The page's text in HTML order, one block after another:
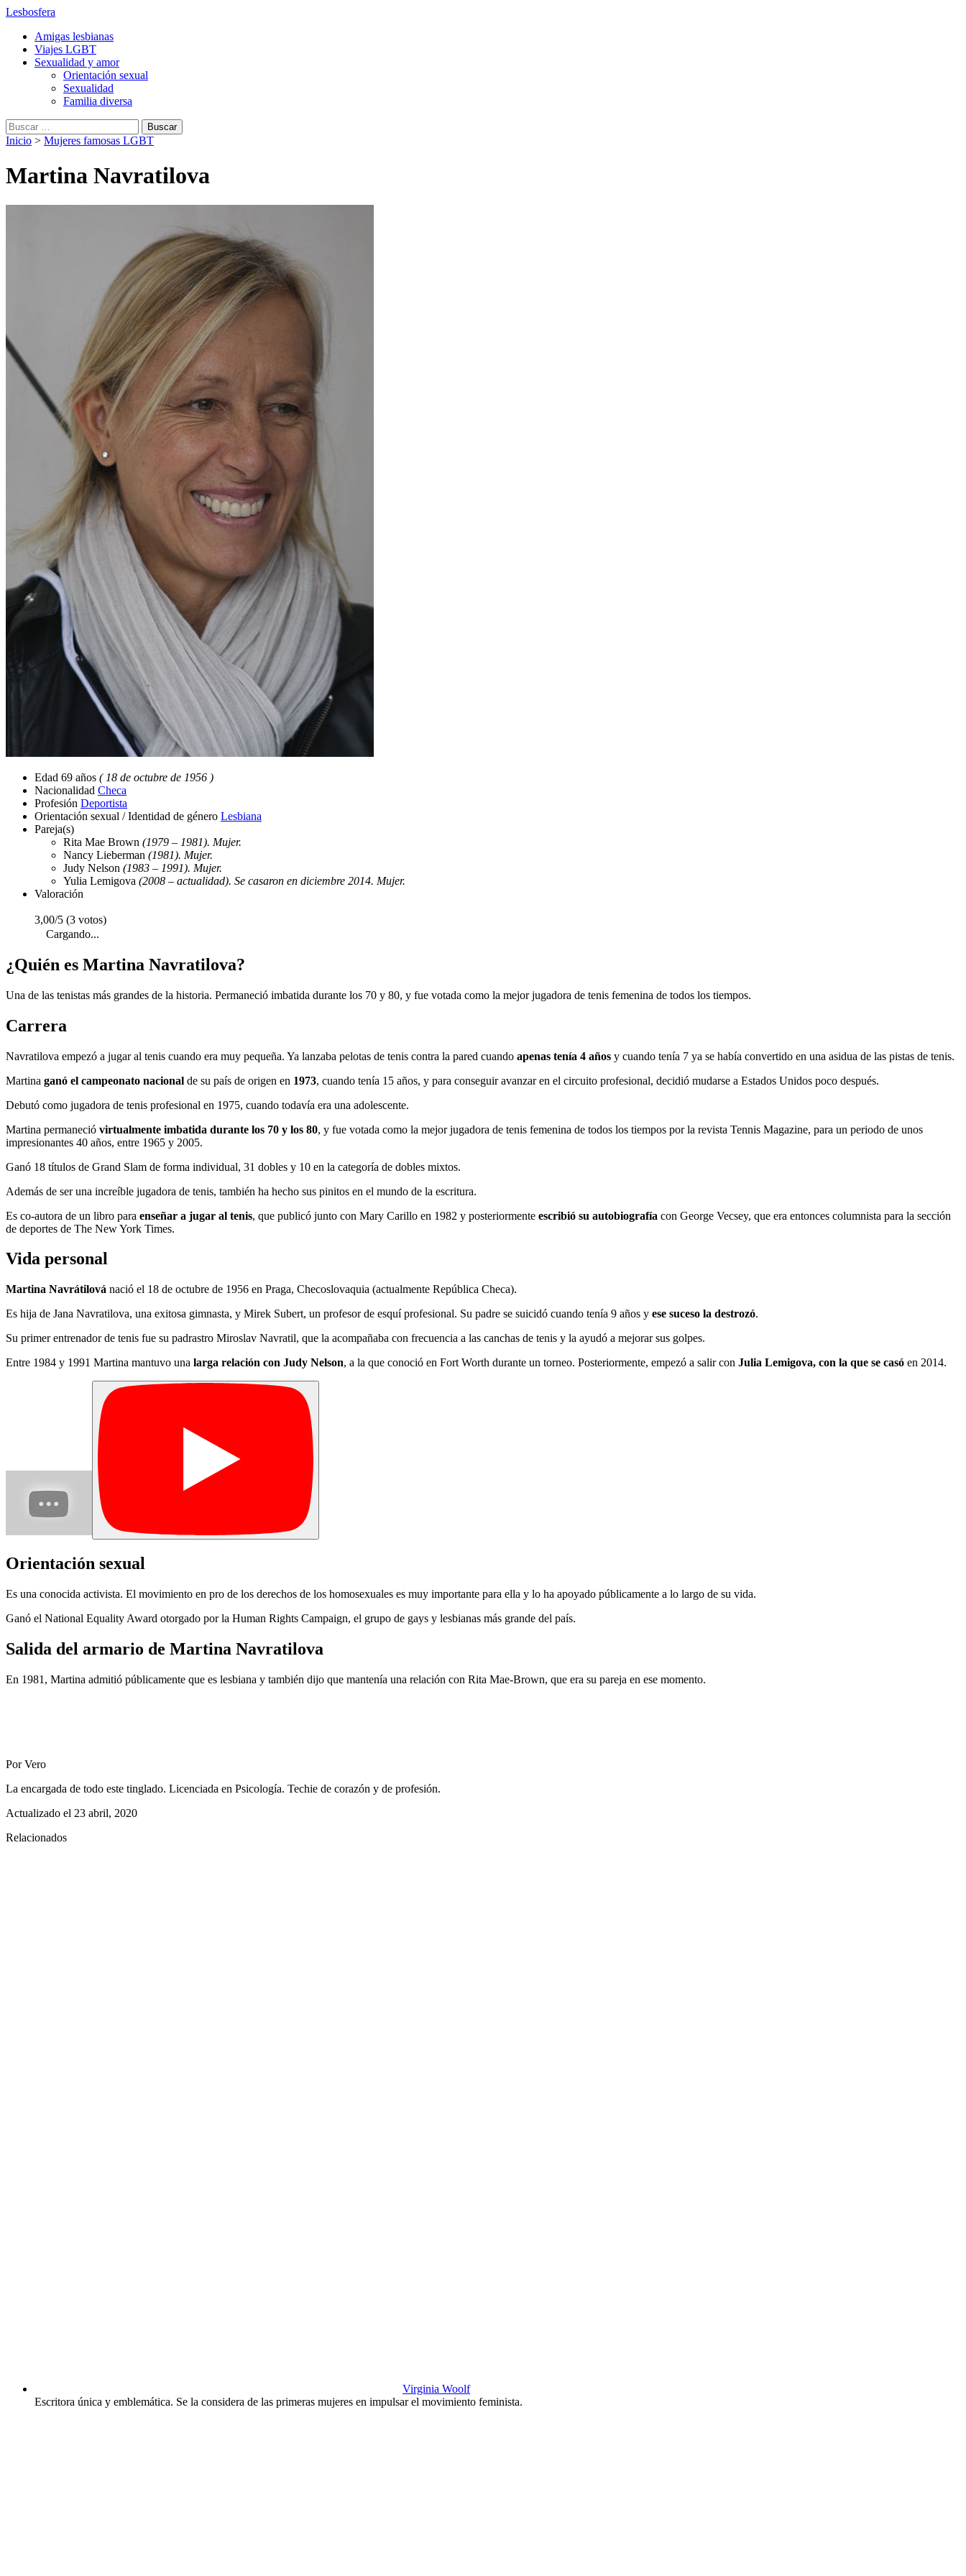
Lesbosfera
Amigas lesbianas
Viajes LGBT
Sexualidad y amor
Orientación sexual
Sexualidad
Familia diversa
Buscar:
Inicio > Mujeres famosas LGBT
Martina Navratilova
Edad 69 años ( 18 de octubre de 1956 )
Nacionalidad Checa
Profesión Deportista
Orientación sexual / Identidad de género Lesbiana
Pareja(s)
Rita Mae Brown (1979 – 1981). Mujer.
Nancy Lieberman (1981). Mujer.
Judy Nelson (1983 – 1991). Mujer.
Yulia Lemigova (2008 – actualidad). Se casaron en diciembre 2014. Mujer.
Valoración
3,00/5 (3 votos)
Cargando...
¿Quién es Martina Navratilova?
Una de las tenistas más grandes de la historia. Permaneció imbatida durante los 70 y 80, y fue votada como la mejor jugadora de tenis femenina de todos los tiempos.
Carrera
Navratilova empezó a jugar al tenis cuando era muy pequeña. Ya lanzaba pelotas de tenis contra la pared cuando apenas tenía 4 años y cuando tenía 7 ya se había convertido en una asidua de las pistas de tenis.
Martina ganó el campeonato nacional de su país de origen en 1973, cuando tenía 15 años, y para conseguir avanzar en el circuito profesional, decidió mudarse a Estados Unidos poco después.
Debutó como jugadora de tenis profesional en 1975, cuando todavía era una adolescente.
Martina permaneció virtualmente imbatida durante los 70 y los 80, y fue votada como la mejor jugadora de tenis femenina de todos los tiempos por la revista Tennis Magazine, para un periodo de unos
impresionantes 40 años, entre 1965 y 2005.
Ganó 18 títulos de Grand Slam de forma individual, 31 dobles y 10 en la categoría de dobles mixtos.
Además de ser una increíble jugadora de tenis, también ha hecho sus pinitos en el mundo de la escritura.
Es co-autora de un libro para enseñar a jugar al tenis, que publicó junto con Mary Carillo en 1982 y posteriormente escribió su autobiografía con George Vecsey, que era entonces columnista para la sección
de deportes de The New York Times.
Vida personal
Martina Navrátilová nació el 18 de octubre de 1956 en Praga, Checoslovaquia (actualmente República Checa).
Es hija de Jana Navratilova, una exitosa gimnasta, y Mirek Subert, un profesor de esquí profesional. Su padre se suicidó cuando tenía 9 años y ese suceso la destrozó.
Su primer entrenador de tenis fue su padrastro Miroslav Navratil, que la acompañaba con frecuencia a las canchas de tenis y la ayudó a mejorar sus golpes.
Entre 1984 y 1991 Martina mantuvo una larga relación con Judy Nelson, a la que conoció en Fort Worth durante un torneo. Posteriormente, empezó a salir con Julia Lemigova, con la que se casó en 2014.
Orientación sexual
Es una conocida activista. El movimiento en pro de los derechos de los homosexuales es muy importante para ella y lo ha apoyado públicamente a lo largo de su vida.
Ganó el National Equality Award otorgado por la Human Rights Campaign, el grupo de gays y lesbianas más grande del país.
Salida del armario de Martina Navratilova
En 1981, Martina admitió públicamente que es lesbiana y también dijo que mantenía una relación con Rita Mae-Brown, que era su pareja en ese momento.
Por Vero
La encargada de todo este tinglado. Licenciada en Psicología. Techie de corazón y de profesión.
Actualizado el 23 abril, 2020
Relacionados
Virginia Woolf
Escritora única y emblemática. Se la considera de las primeras mujeres en impulsar el movimiento feminista.